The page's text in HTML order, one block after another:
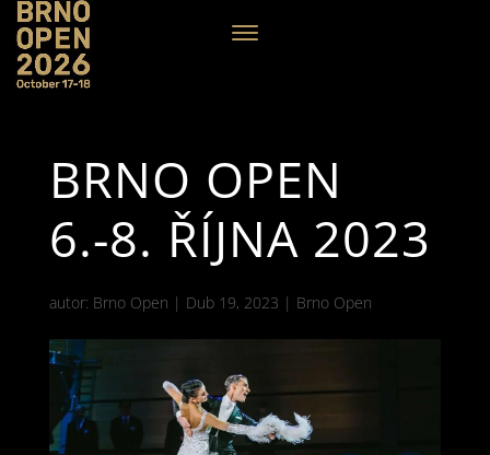
BRNO OPEN
6.-8. ŘÍJNA 2023
autor: Brno Open | Dub 19, 2023 | Brno Open